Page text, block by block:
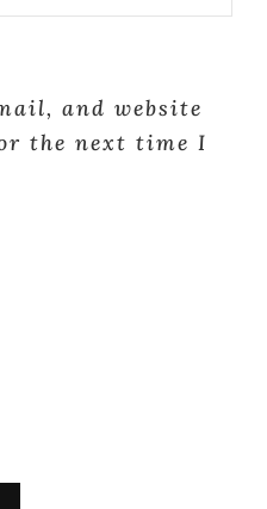
and website
the next time I